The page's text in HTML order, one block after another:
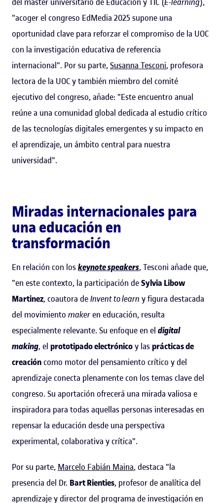
"acoger el congreso EdMedia 2025 supone una
oportunidad clave para reforzar el compromiso de la UOC
con la investigación educativa de referencia
internacional". Por su parte, Susanna Tesconi, profesora
lectora de la UOC y también miembro del comité
ejecutivo del congreso, añade: "Este encuentro anual
reúne a una comunidad global dedicada al estudio crítico
de las tecnologías digitales emergentes y su impacto en
el aprendizaje, un ámbito central para nuestra
universidad".
Miradas internacionales para
una educación en
transformación
En relación con loskeynote speakers, Tesconi añade que,
"en este contexto, la participación deSylvia Libow
Martinez, coautora deInvent to learn y figura destacada
del movimiento makeren educación, resulta
especialmente relevante. Su enfoque en el digital
making, el prototipado electrónicoy las prácticas de
creacióncomo motor del pensamiento crítico y del
aprendizaje conecta plenamente con los temas clave del
congreso. Su aportación ofrecerá una mirada valiosa e
inspiradora para todas aquellas personas interesadas en
repensar la educación desde una perspectiva
experimental, colaborativa y crítica".
Por su parte, Marcelo Fabián Maina, destaca "la
presencia del Dr. Bart Rienties, profesor de analítica del
aprendizaje y director del programa de investigación en